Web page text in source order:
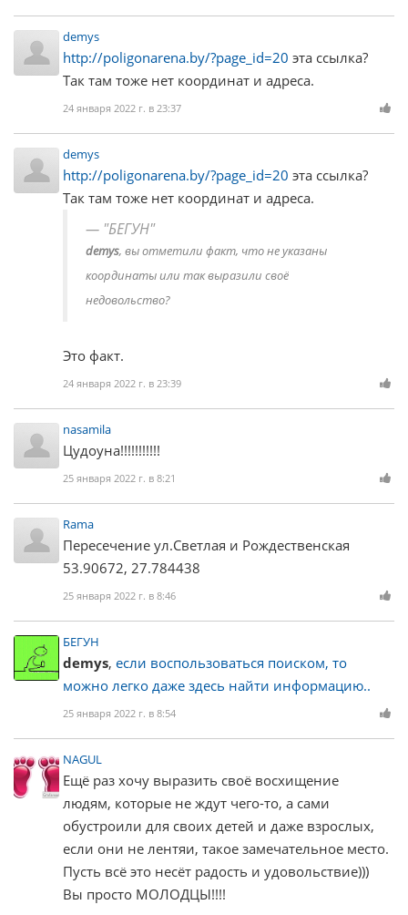
demys
http://poligonarena.by/?page_id=20 эта ссылка?
Так там тоже нет координат и адреса.
24 января 2022 г. в 23:37
demys
http://poligonarena.by/?page_id=20 эта ссылка?
Так там тоже нет координат и адреса.
"БЕГУН"
demys, вы отметили факт, что не указаны
координаты или так выразили своё
недовольство?
Это факт.
24 января 2022 г. в 23:39
nasamila
Цудоуна!!!!!!!!!!!
25 января 2022 г. в 8:21
Rama
Пересечение ул.Светлая и Рождественская
53.90672, 27.784438
25 января 2022 г. в 8:46
БЕГУН
demys, если воспользоваться поиском, то
можно легко даже здесь найти информацию..
25 января 2022 г. в 8:54
NAGUL
Ещё раз хочу выразить своё восхищение
людям, которые не ждут чего-то, а сами
обустроили для своих детей и даже взрослых,
если они не лентяи, такое замечательное место.
Пусть всё это несёт радость и удовольствие)))
Вы просто МОЛОДЦЫ!!!!